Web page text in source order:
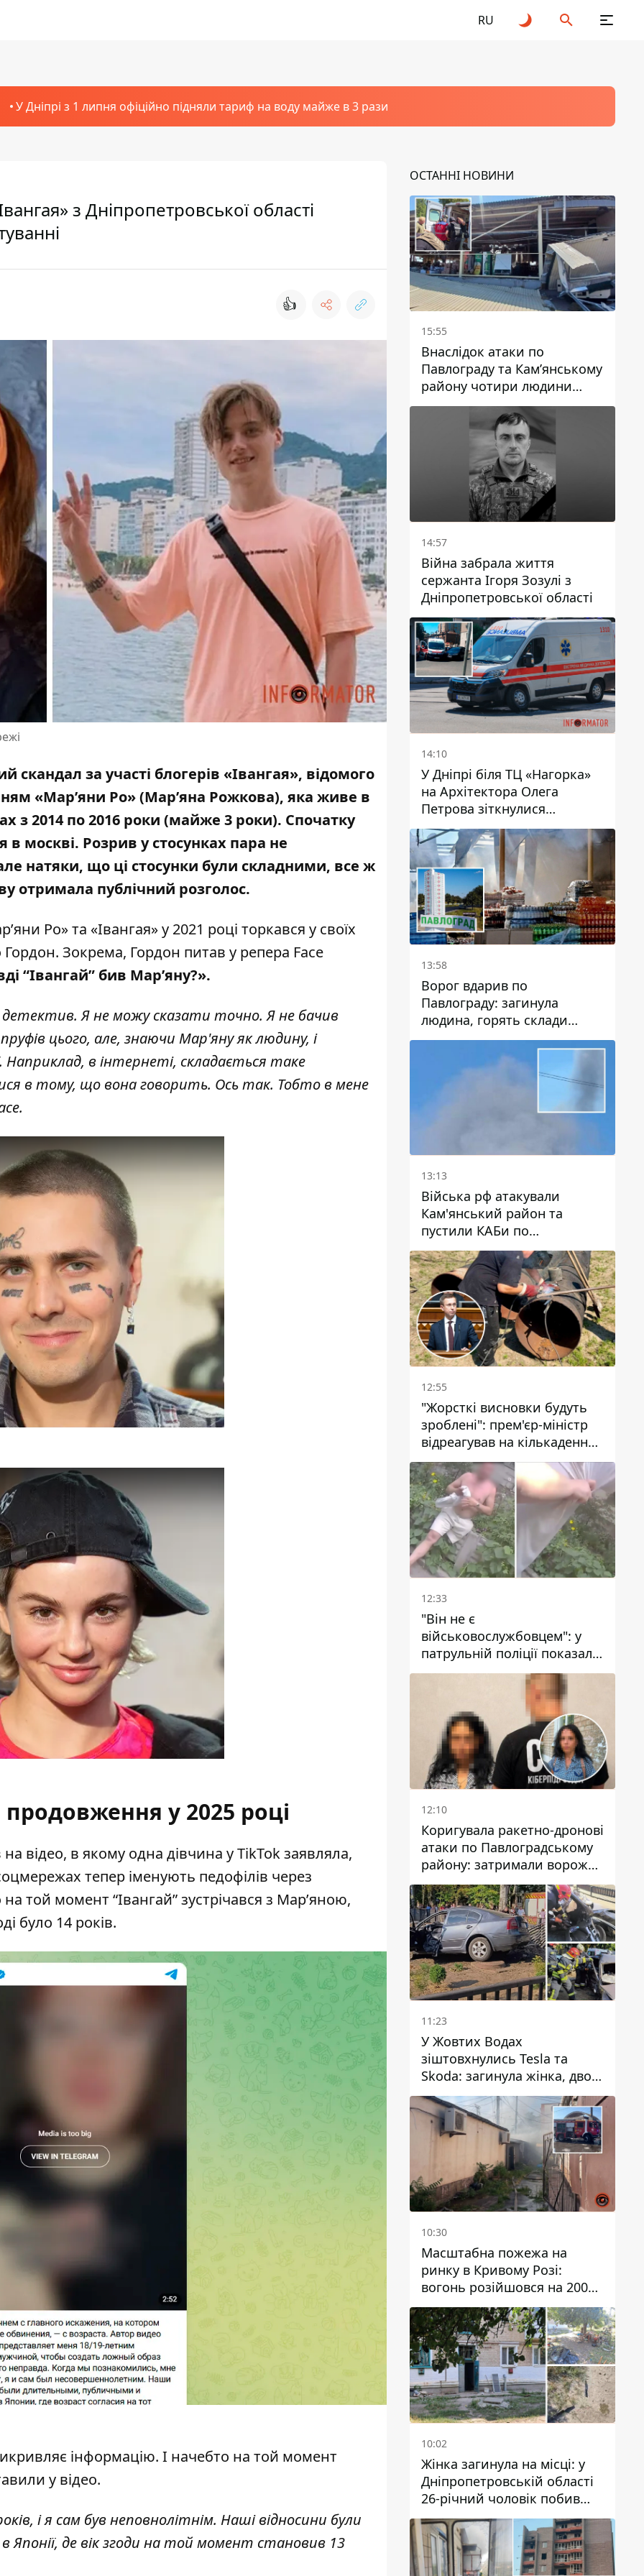
RU
У Дніпрі з 1 липня офіційно підняли тариф на воду майже в 3 рази
з Дніпропетровської області
👍
за участі блогерів «Івангая», відомого
«Мар’яни Ро» (Мар’яна Рожкова), яка живе в
з 2014 по 2016 роки (майже 3 роки). Спочатку
москві. Розрив у стосунках пара не
натяки, що ці стосунки були складними, все ж
отримала публічний розголос.
Ро» та «Івангая» у 2021 році торкався у своїх
Гордон. Зокрема, Гордон питав у репера Face
“Івангай” бив Мар’яну?».
Я не можу сказати точно. Я не бачив
цього, але, знаючи Мар'яну як людину, і
в інтернеті, складається таке
в тому, що вона говорить. Ось так. Тобто в мене
продовження у 2025 році
відео, в якому одна дівчина у TikTok заявляла,
тепер іменують педофілів через
той момент “Івангай” зустрічався з Мар’яною,
було 14 років.
інформацію. І начебто на той момент
у відео.
і я сам був неповнолітнім. Наші відносини були
де вік згоди на той момент становив 13
ОСТАННІ НОВИНИ
15:55
Внаслідок атаки по
Павлограду та Кам’янському
району чотири людини
загинули, семеро зазнали
поранень
14:57
Війна забрала життя
сержанта Ігоря Зозулі з
Дніпропетровської області
14:10
У Дніпрі біля ТЦ «Нагорка»
на Архітектора Олега
Петрова зіткнулися
«швидка» та Toyota: трамваї
№5 затримуються
13:58
Ворог вдарив по
Павлограду: загинула
людина, горять склади
логістичних компаній та
13:13
Війська рф атакували
Кам'янський район та
пустили КАБи по
Павлограду: постраждав
чоловік, в небо здіймається
стовп диму
12:55
"Жорсткі висновки будуть
зроблені": прем'єр-міністр
відреагував на кількаденну
відсутність води у Марганці
12:33
"Він не є
військовослужбовцем": у
патрульній поліції показали
відео конфлікту з чоловіком
без ноги на проспекті Поля
12:10
Коригувала ракетно-дронові
атаки по Павлоградському
району: затримали ворожу
агентку
11:23
У Жовтих Водах
зіштовхнулись Tesla та
Skoda: загинула жінка, двоє
людей постраждали
10:30
Масштабна пожежа на
ринку в Кривому Розі:
вогонь розійшовся на 200
квадратних метрів
10:02
Жінка загинула на місці: у
Дніпропетровській області
26-річний чоловік побив
трьох людей металевим
предметом